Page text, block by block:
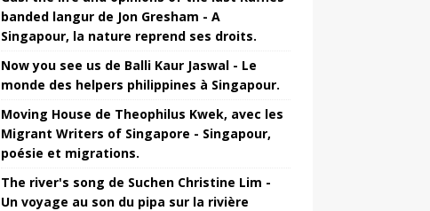
banded langur de Jon Gresham - A
Singapour, la nature reprend ses droits.
Now you see us de Balli Kaur Jaswal - Le
monde des helpers philippines à Singapour.
Moving House de Theophilus Kwek, avec les
Migrant Writers of Singapore - Singapour,
poésie et migrations.
The river's song de Suchen Christine Lim -
Un voyage au son du pipa sur la rivière